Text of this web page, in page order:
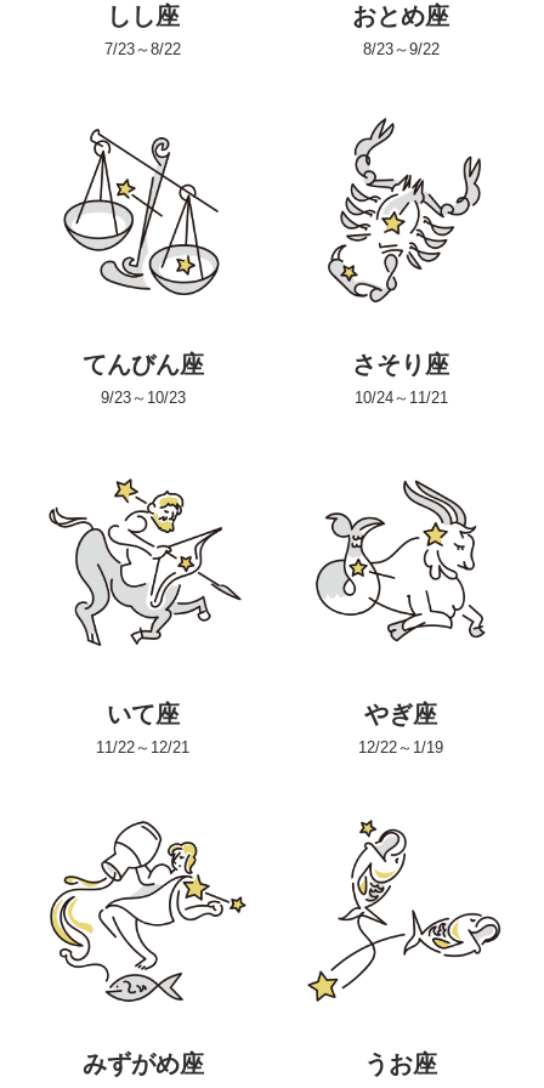
しし座
7/23～8/22
おとめ座
8/23～9/22
てんびん座
9/23～10/23
さそり座
10/24～11/21
いて座
11/22～12/21
やぎ座
12/22～1/19
みずがめ座 うお座